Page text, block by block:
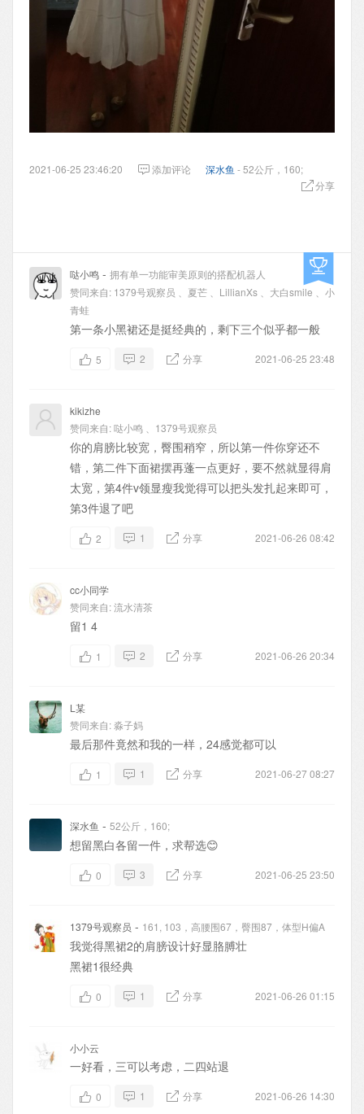
2021-06-25 23:46:20 添加评论 深水鱼 - 52公斤，160;
分享
哒小鸣 - 拥有单一功能审美原则的搭配机器人
赞同来自: 1379号观察员 夏芒 LillianXs 大白smile
小
青蛙
第一条小黑裙还是挺经典的，剩下三个似乎都一般
2021-06-25 23:48
5 2 分享
kikizhe
赞同来自:哒小鸣 1379号观察员
你的肩膀比较宽，臀围稍窄，所以第一件你穿还不
错，第二件下面裙摆再蓬一点更好，要不然就显得肩
太宽，第4件v领显瘦我觉得可以把头发扎起来即可，
第3件退了吧
2021-06-26 08:42
2 1 分享
cc小同学
赞同来自:流水清茶
留1 4
2021-06-26 20:34
1 2 分享
L某
赞同来自: 淼子妈
最后那件竟然和我的一样，24感觉都可以
2021-06-27 08:27
1 1 分享
深水鱼 - 52公斤，160;
想留黑白各留一件，求帮选😊
2021-06-25 23:50
0 3 分享
1379号观察员 - 161, 103，高腰围67，臀围87，体型H偏A
我觉得黑裙2的肩膀设计好显胳膊壮
黑裙1很经典
2021-06-26 01:15
0 1 分享
小小云
一好看，三可以考虑，二四站退
2021-06-26 14:30
0 1 分享